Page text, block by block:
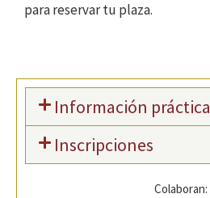
para reservar tu plaza.
Información práctica
Inscripciones
Colaboran: